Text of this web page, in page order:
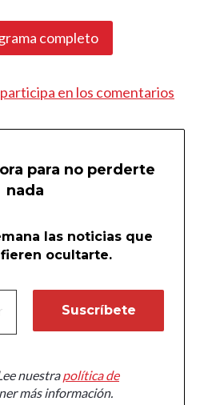
completo
en los comentarios
para no perderte
nada
las noticias que
ocultarte.
nuestrapolítica de
más información.